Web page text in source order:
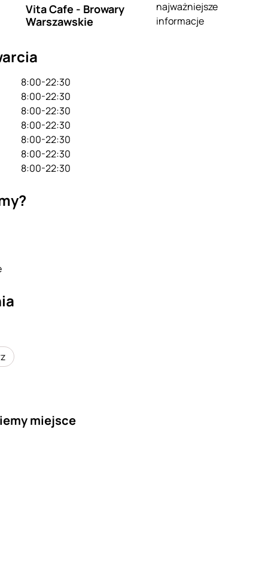
Vita Cafe - Browary
Warszawskie
najważniejsze
informacje
8:00-22:30
8:00-22:30
8:00-22:30
8:00-22:30
8:00-22:30
8:00-22:30
8:00-22:30
miejsce